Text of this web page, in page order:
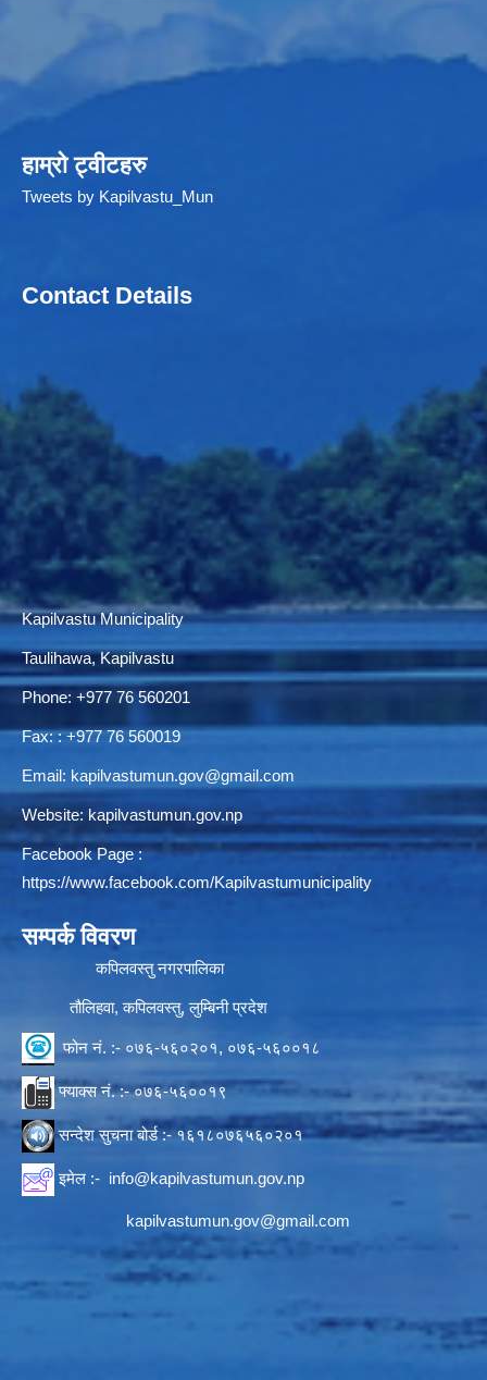
हाम्रो ट्वीटहरु
Tweets by Kapilvastu_Mun
Contact Details
Kapilvastu Municipality
Taulihawa, Kapilvastu
Phone: +977 76 560201
Fax: : +977 76 560019
Email: kapilvastumun.gov@gmail.com
Website: kapilvastumun.gov.np
Facebook Page :
https://www.facebook.com/Kapilvastumunicipality
सम्पर्क विवरण
कपिलवस्तु नगरपालिका
तौलिहवा, कपिलवस्तु, लुम्बिनी प्रदेश
फोन नं. :- ०७६-५६०२०१, ०७६-५६००१८
फ्याक्स नं. :- ०७६-५६००१९
सन्देश सुचना बोर्ड :- १६१८०७६५६०२०१
इमेल :- info@kapilvastumun.gov.np
kapilvastumun.gov@gmail.com